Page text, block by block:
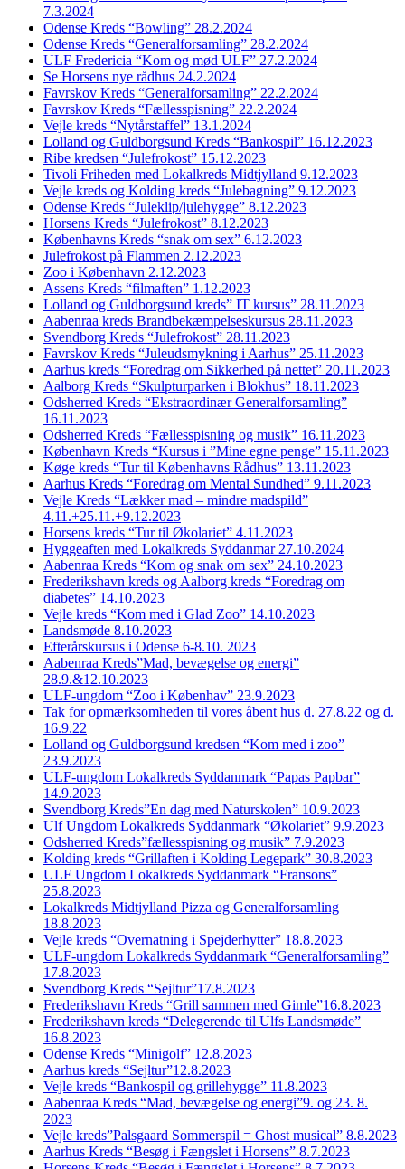
7.3.2024
Odense Kreds “Bowling” 28.2.2024
Odense Kreds “Generalforsamling” 28.2.2024
ULF Fredericia “Kom og mød ULF” 27.2.2024
Se Horsens nye rådhus 24.2.2024
Favrskov Kreds “Generalforsamling” 22.2.2024
Favrskov Kreds “Fællesspisning” 22.2.2024
Vejle kreds “Nytårstaffel” 13.1.2024
Lolland og Guldborgsund Kreds “Bankospil” 16.12.2023
Ribe kredsen “Julefrokost” 15.12.2023
Tivoli Friheden med Lokalkreds Midtjylland 9.12.2023
Vejle kreds og Kolding kreds “Julebagning” 9.12.2023
Odense Kreds “Juleklip/julehygge” 8.12.2023
Horsens Kreds “Julefrokost” 8.12.2023
Københavns Kreds “snak om sex” 6.12.2023
Julefrokost på Flammen 2.12.2023
Zoo i København 2.12.2023
Assens Kreds “filmaften” 1.12.2023
Lolland og Guldborgsund kreds” IT kursus” 28.11.2023
Aabenraa kreds Brandbekæmpelseskursus 28.11.2023
Svendborg Kreds “Julefrokost” 28.11.2023
Favrskov Kreds “Juleudsmykning i Aarhus” 25.11.2023
Aarhus kreds “Foredrag om Sikkerhed på nettet” 20.11.2023
Aalborg Kreds “Skulpturparken i Blokhus” 18.11.2023
Odsherred Kreds “Ekstraordinær Generalforsamling”
16.11.2023
Odsherred Kreds “Fællesspisning og musik” 16.11.2023
København Kreds “Kursus i ”Mine egne penge” 15.11.2023
Køge kreds “Tur til Københavns Rådhus” 13.11.2023
Aarhus Kreds “Foredrag om Mental Sundhed” 9.11.2023
Vejle Kreds “Lækker mad – mindre madspild”
4.11.+25.11.+9.12.2023
Horsens kreds “Tur til Økolariet” 4.11.2023
Hyggeaften med Lokalkreds Syddanmar 27.10.2024
Aabenraa Kreds “Kom og snak om sex” 24.10.2023
Frederikshavn kreds og Aalborg kreds “Foredrag om
diabetes” 14.10.2023
Vejle kreds “Kom med i Glad Zoo” 14.10.2023
Landsmøde 8.10.2023
Efterårskursus i Odense 6-8.10. 2023
Aabenraa Kreds”Mad, bevægelse og energi”
28.9.&12.10.2023
ULF-ungdom “Zoo i Københav” 23.9.2023
Tak for opmærksomheden til vores åbent hus d. 27.8.22 og d.
16.9.22
Lolland og Guldborgsund kredsen “Kom med i zoo”
23.9.2023
ULF-ungdom Lokalkreds Syddanmark “Papas Papbar”
14.9.2023
Svendborg Kreds”En dag med Naturskolen” 10.9.2023
Ulf Ungdom Lokalkreds Syddanmark “Økolariet” 9.9.2023
Odsherred Kreds”fællesspisning og musik” 7.9.2023
Kolding kreds “Grillaften i Kolding Legepark” 30.8.2023
ULF Ungdom Lokalkreds Syddanmark “Fransons”
25.8.2023
Lokalkreds Midtjylland Pizza og Generalforsamling
18.8.2023
Vejle kreds “Overnatning i Spejderhytter” 18.8.2023
ULF-ungdom Lokalkreds Syddanmark “Generalforsamling”
17.8.2023
Svendborg Kreds “Sejltur”17.8.2023
Frederikshavn Kreds “Grill sammen med Gimle”16.8.2023
Frederikshavn kreds “Delegerende til Ulfs Landsmøde”
16.8.2023
Odense Kreds “Minigolf” 12.8.2023
Aarhus kreds “Sejltur”12.8.2023
Vejle kreds “Bankospil og grillehygge” 11.8.2023
Aabenraa Kreds “Mad, bevægelse og energi”9. og 23. 8.
2023
Vejle kreds”Palsgaard Sommerspil = Ghost musical” 8.8.2023
Aarhus Kreds “Besøg i Fængslet i Horsens” 8.7.2023